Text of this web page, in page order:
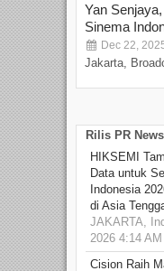
Yan
Sinema
Dec 22,
Jakarta,
Rilis PR
HIKSEMI
Data untuk
Indonesia
di Asia
JAKARTA,
2026 4:14 AM
Cision Raih